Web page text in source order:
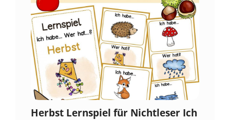
Herbst Lernspiel für Nichtleser Ich